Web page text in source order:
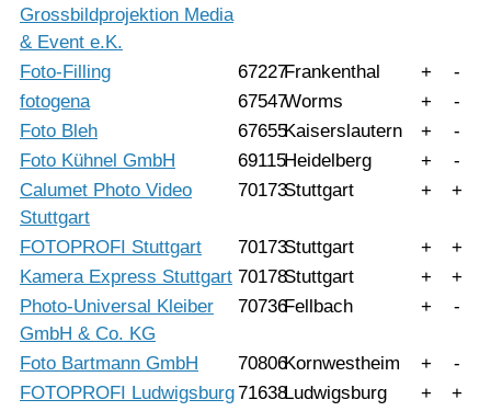
Grossbildprojektion Media
& Event e.K.
Foto-Filling 67227Frankenthal +
-
fotogena
67547Worms +
-
Foto Bleh
67655Kaiserslautern +
-
Foto Kühnel GmbH
69115Heidelberg +
-
Calumet Photo Video
Stuttgart
70173Stuttgart + +
FOTOPROFI Stuttgart 70173Stuttgart +
+
Kamera Express Stuttgart 70178Stuttgart +
+
Photo-Universal Kleiber
GmbH & Co. KG
70736Fellbach + -
Foto Bartmann GmbH 70806Kornwestheim +
-
FOTOPROFI Ludwigsburg71638Ludwigsburg +
+